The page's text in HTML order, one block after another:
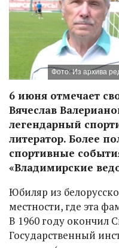
Фото: Из архива
6 июня отмечает
Вячеслав
легендарный
литератор. Более
спортивные
«Владимирские
Юбиляр из
местности, где эта
В 1960 году окончил
Государственный